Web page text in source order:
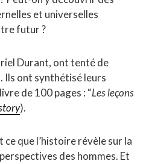
et universelles
futur ?
Durant, ont tenté de
Ils ont synthétisé leurs
de 100 pages : “Les leçons
).
ce que l’histoire révèle sur la
des hommes. Et